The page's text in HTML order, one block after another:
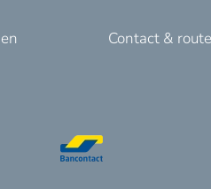
Contact & route